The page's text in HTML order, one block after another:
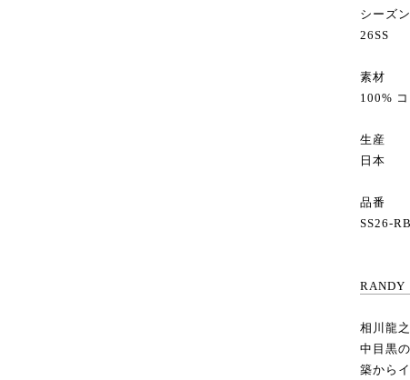
シーズン
26SS
素材
100%
生産
日本
品番
SS26-
RANDY
相川龍
中目黒
築から